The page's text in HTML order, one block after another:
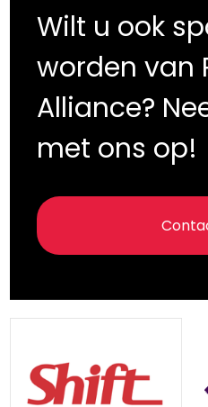
Wilt u ook
worden van
Alliance?
met ons op!